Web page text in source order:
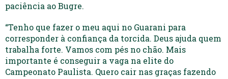
paciência ao Bugre.
“Tenho que fazer o meu aqui no Guarani para
corresponder à confiança da torcida. Deus ajuda quem
trabalha forte. Vamos com pés no chão. Mais
importante é conseguir a vaga na elite do
Campeonato Paulista. Quero cair nas graças fazendo